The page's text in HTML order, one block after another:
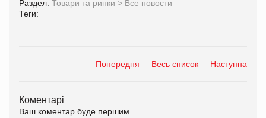
Раздел: Товари та ринки > Все новости
Теги:
Попередня Весь список Наступна
Коментарі
Ваш коментар буде першим.